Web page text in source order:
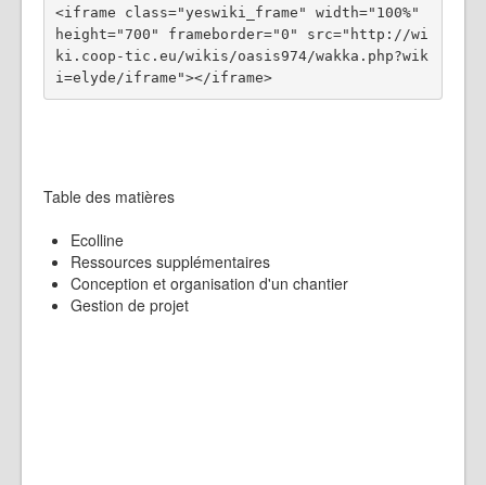
<iframe class="yeswiki_frame" width="100%"
height="700" frameborder="0" src="http://wi
ki.coop-tic.eu/wikis/oasis974/wakka.php?wik
i=elyde/iframe"></iframe>
Table des matières
Ecolline
Ressources supplémentaires
Conception et organisation d'un chantier
Gestion de projet